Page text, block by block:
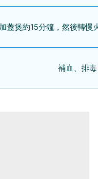
蓋煲約15分鐘，然後轉
補血、排毒